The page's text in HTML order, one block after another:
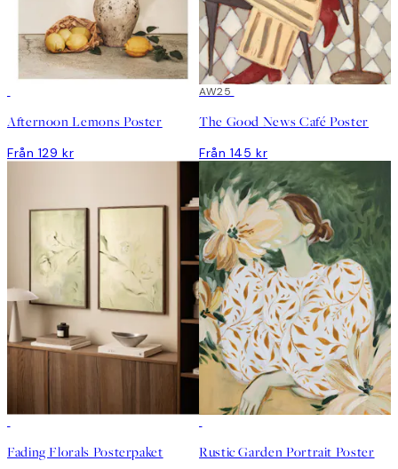
Afternoon Lemons Poster
Från 129 kr
AW25
The Good News Café Poster
Från 145 kr
Fading Florals Posterpaket Rustic Garden Portrait Poster